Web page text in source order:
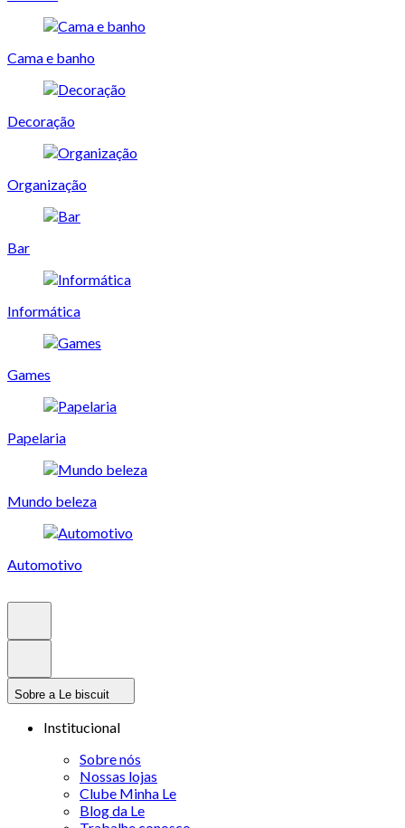
Cama e banho
Decoração
Organização
Bar
Informática
Games
Papelaria
Mundo beleza
Automotivo
Sobre a Le biscuit
Institucional
Sobre nós
Nossas lojas
Clube Minha Le
Blog da Le